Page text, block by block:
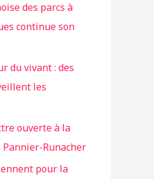
des parcs à
continue son
du vivant : des
les
ouverte à la
Runacher
pour la